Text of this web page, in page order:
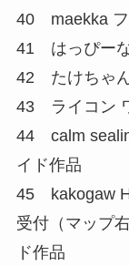
40 maekka フ
41 はっぴー
42 たけちゃ
43 ライコン
44 calm
イド作品
45 kakogaw
受付（マップ
ド作品